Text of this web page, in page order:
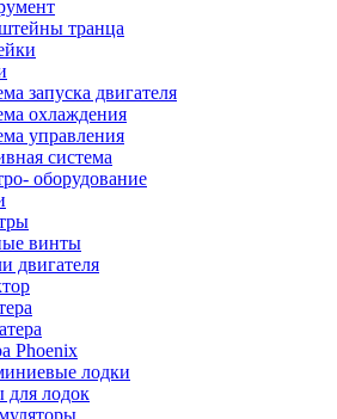
транца
запуска двигателя
охлаждения
управления
система
оборудование
винты
двигателя
Phoenix
лодки
для лодок